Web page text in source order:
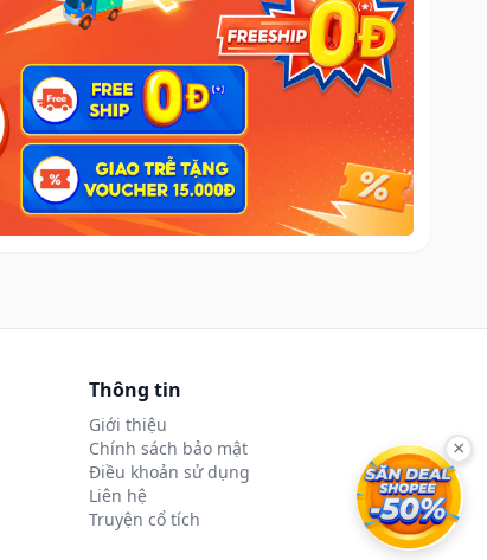
Thông tin
Giới thiệu
Chính sách bảo mật
Điều khoản sử dụng
Liên hệ
Truyện cổ tích
×